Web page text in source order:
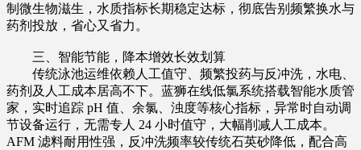
制微生物滋生，水质指标长期稳定达标，彻底告别频繁换水与
药剂投放，省心又省力。
三、智能节能，降本增效长效划算
传统泳池运维依赖人工值守、频繁投药与反冲洗，水电、
药剂及人工成本居高不下。蓝狮在线低氯系统搭载智能水质管
家，实时追踪 pH 值、余氯、浊度等核心指标，异常时自动调
节设备运行，无需专人 24 小时值守，大幅削减人工成本。
AFM 滤料耐用性强，反冲洗频率较传统石英砂降低，配合高